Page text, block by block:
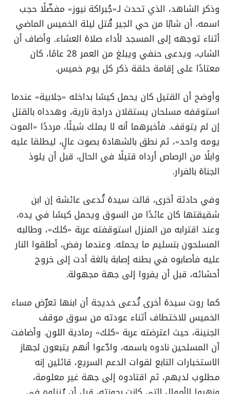
وذكر الشاهد، الذي تحدث لـ«جُبراكة نيوز» مفضّلًا حجب
اسمه، أن شابًا من حي الجير قُتل ليلة الخميس الماضي
أثناء توجهه إلى المسجد لأداء صلاة العشاء. وأضاف أن
الشاب، ويدعى حنفي ويبلغ من العمر 28 عامًا، كان
معتادًا على إقامة حلقة ذكر كل يوم خميس.
وأوضح أن القتيل كان يحمل كيسًا بداخله «جلابية» عندما
استوقفه مسلحان يستقلان دراجة نارية، وهدداه بالقتل
إن لم يتوقف. فأخبرهما أنه لا يملك شيئًا، مرددًا «الموت
يومه واحد»، ثم نطق بالشهادة بصوت عالٍ، ليطلقا عليه
وابلًا من الرصاص أرداه قتيلًا في الحال، قبل أن يلوذ
الجناة بالفرار.
وفي حادثة أخرى، قالت سيدة تُدعى عائشة إن ابن
شقيقتها كان عائدًا من السوق ويحمل كيسًا في يده،
وعند اقترابه من المنزل استوقفته عربة «كلك»، وطالبه
المسلحون بتسليم ما يحمله. وعندما رفض، أطلقوا النار
عليه فأصابوه في بطنه إصابة بالغة أدت إلى خروج
أحشائه، قبل أن يفروا إلى جهة مجهولة.
كما روت سيدة أخرى تُدعى خديجة أن ابنها تعرّض مساء
الخميس للاختطاف أثناء عودته من سوق موقف
الجنينة، حيث اعترضته عربة «كلك» رمادية اللون. وأضافت
أن المسلحين نادوه باسمه، وادّعوا أنهم يتبعون لجهاز
الاستخبارات التابع لقوات الدعم السريع، قائلين إنه
مطلوب لديهم، ثم اقتادوه إلى جهة غير معلومة،